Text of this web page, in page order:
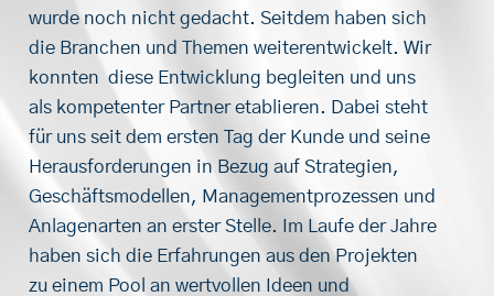
wurde noch nicht gedacht. Seitdem haben sich
die Branchen und Themen weiterentwickelt. Wir
konnten diese Entwicklung begleiten und uns
als kompetenter Partner etablieren. Dabei steht
für uns seit dem ersten Tag der Kunde und seine
Herausforderungen in Bezug auf Strategien,
Geschäftsmodellen, Managementprozessen und
Anlagenarten an erster Stelle. Im Laufe der Jahre
haben sich die Erfahrungen aus den Projekten
zu einem Pool an wertvollen Ideen und